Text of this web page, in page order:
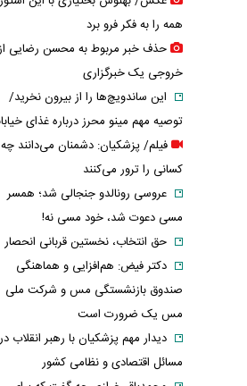
همه را به فکر فرو برد
حذف خبر مربوط به محسن رضایی
خروجی یک خبرگزاری
این ساندویچ‌ها را از بیرون نخرید/
توصیه مهم مینو محرز درباره غذای
فیلم/ پزشکیان: دشمنان می‌دانند چه
کسانی را ترور می‌کنند
عروسی رونالدو جنجالی شد؛ همسر
مسی دعوت شد، خود مسی نه!
حق انتخاب، نخستین قربانی انحصار
دکتر فیض: هم‌افزایی و هماهنگی
صندوق بازنشستگی مس و شرکت ملی
مس یک ضرورت است
دیدار مهم پزشکیان با رهبر انقلاب
مسائل اقتصادی و نظامی کشور